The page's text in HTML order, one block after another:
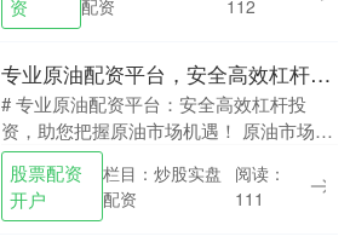
的机构成为关键。本....
资
配资
112
专业原油配资平台，安全高效杠杆投资，助您把握原油市场机遇！
# 专业原油配资平台：安全高效杠杆投
资，助您把握原油市场机遇！ 原油市场作
为全球大宗商品的核心，一直以其高波动
性和高流动性吸引着众多投资者的目光。
然而，原油投资....
股票配资
开户
栏目：炒股实盘
配资
阅读：
111